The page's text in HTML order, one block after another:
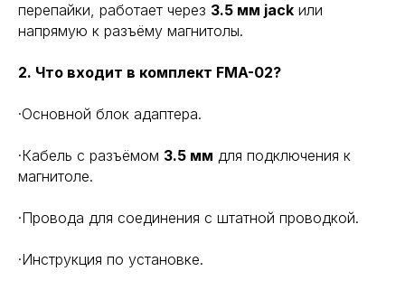
перепайки, работает через 3.5 мм jack или
напрямую к разъёму магнитолы.
2. Что входит в комплект FMA-02?
·Основной блок адаптера.
·Кабель с разъёмом 3.5 мм для подключения к
магнитоле.
·Провода для соединения с штатной проводкой.
·Инструкция по установке.